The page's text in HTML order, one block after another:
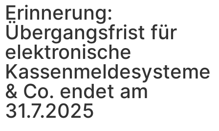
Erinnerung:
Übergangsfrist für
elektronische
Kassenmeldesysteme
& Co. endet am
31.7.2025